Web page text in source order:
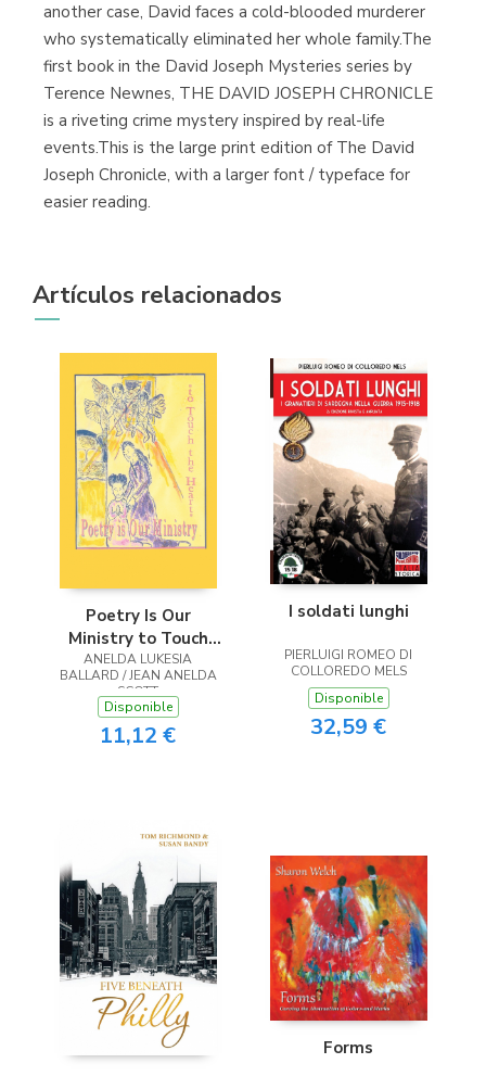
another case, David faces a cold-blooded murderer
who systematically eliminated her whole family.The
first book in the David Joseph Mysteries series by
Terence Newnes, THE DAVID JOSEPH CHRONICLE
is a riveting crime mystery inspired by real-life
events.This is the large print edition of The David
Joseph Chronicle, with a larger font / typeface for
easier reading.
Artículos relacionados
Poetry Is Our
Ministry to Touch
the Heart
ANELDA LUKESIA
BALLARD / JEAN ANELDA
SCOTT
Disponible
11,12 €
I soldati lunghi
PIERLUIGI ROMEO DI
COLLOREDO MELS
Disponible
32,59 €
Forms